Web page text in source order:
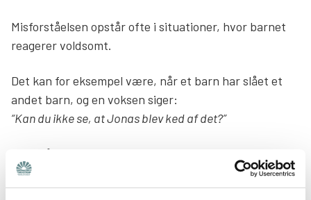
Misforståelsen opstår ofte i situationer, hvor barnet
reagerer voldsomt.
Det kan for eksempel være, når et barn har slået et
andet barn, og en voksen siger:
“Kan du ikke se, at Jonas blev ked af det?”
Eller når barnet har smadret noget, og den voksne
siger:
“Det bryder farmor sig ikke om.”